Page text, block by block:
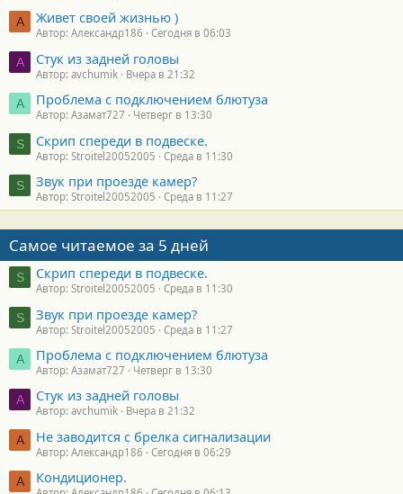
А Живет своей жизнью )
Автор: Александр186 Сегодня в 06:03
A Стук из задней головы
Автор: avchumik Вчера в 21:32
А Проблема с подключением блютуза
Автор: Азамат727 Четверг в 13:30
S Скрип спереди в подвеске.
Автор: Stroitel20052005 Среда в 11:30
S Звук при проезде камер?
Автор: Stroitel20052005 Среда в 11:27
Самое читаемое за 5 дней
S Скрип спереди в подвеске.
Автор: Stroitel20052005 Среда в 11:30
S Звук при проезде камер?
Автор: Stroitel20052005 Среда в 11:27
А Проблема с подключением блютуза
Автор: Азамат727 Четверг в 13:30
A Стук из задней головы
Автор: avchumik Вчера в 21:32
А Не заводится с брелка сигнализации
Автор: Александр186 Сегодня в 06:29
А Кондиционер.